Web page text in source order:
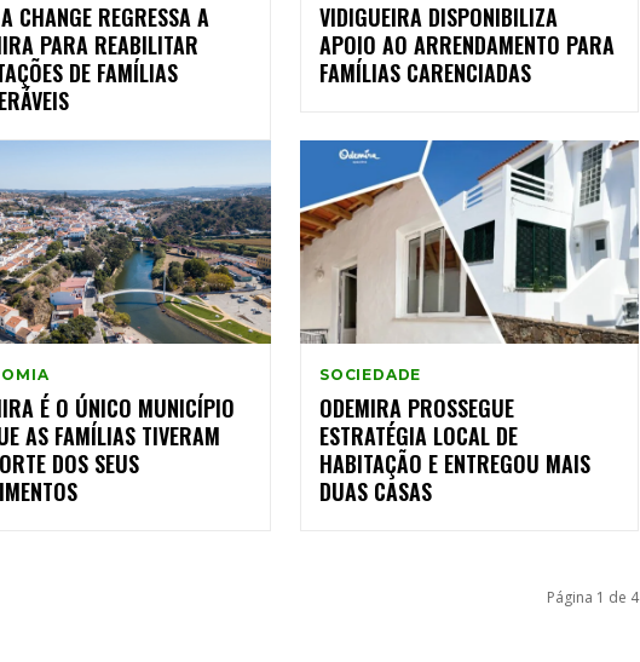
CHANGE REGRESSA A
PARA REABILITAR
DE FAMÍLIAS
VIDIGUEIRA DISPONIBILIZA
APOIO AO ARRENDAMENTO PARA
FAMÍLIAS CARENCIADAS
É O ÚNICO MUNICÍPIO
AS FAMÍLIAS TIVERAM
DOS SEUS
SOCIEDADE
ODEMIRA PROSSEGUE
ESTRATÉGIA LOCAL DE
HABITAÇÃO E ENTREGOU MAIS
DUAS CASAS
Página 1 de 4